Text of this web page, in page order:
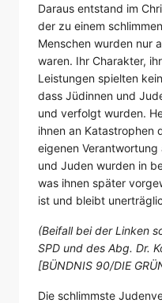
Daraus entstand im
der zu einem
Menschen wurden nur
waren. Ihr Charakter,
Leistungen spielten
dass Jüdinnen und
und verfolgt wurden.
ihnen an Katastrophen
eigenen
und Juden wurden in
was ihnen später
ist und bleibt
(Beifall bei der Linken
SPD und des Abg. Dr.
[BÜNDNIS 90/DIE
Die schlimmste